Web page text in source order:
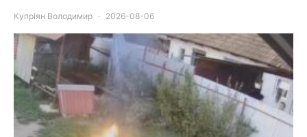
Купріян Володимир 2026-08-06